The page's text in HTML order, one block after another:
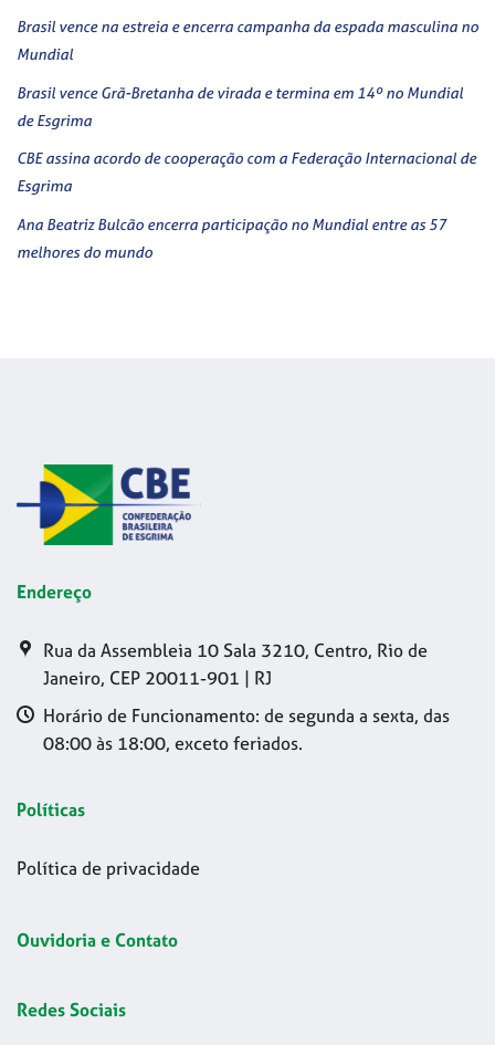
Brasil vence na estreia e encerra campanha da espada masculina no
Mundial
Brasil vence Grã-Bretanha de virada e termina em 14º no Mundial
de Esgrima
CBE assina acordo de cooperação com a Federação Internacional de
Esgrima
Ana Beatriz Bulcão encerra participação no Mundial entre as 57
melhores do mundo
Endereço
Rua da Assembleia 10 Sala 3210, Centro, Rio de
Janeiro, CEP 20011-901 | RJ
Horário de Funcionamento: de segunda a sexta, das
08:00 às 18:00, exceto feriados.
Políticas
Política de privacidade
Ouvidoria e Contato
Redes Sociais